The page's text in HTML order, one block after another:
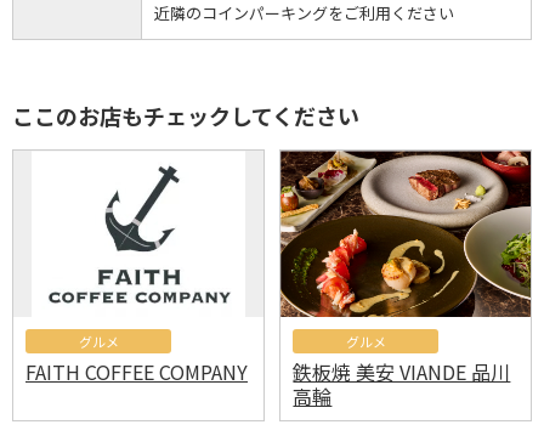
近隣のコインパーキングをご利用ください
ここのお店もチェックしてください
グルメ
FAITH COFFEE COMPANY
グルメ
鉄板焼 美安 VIANDE 品川
高輪